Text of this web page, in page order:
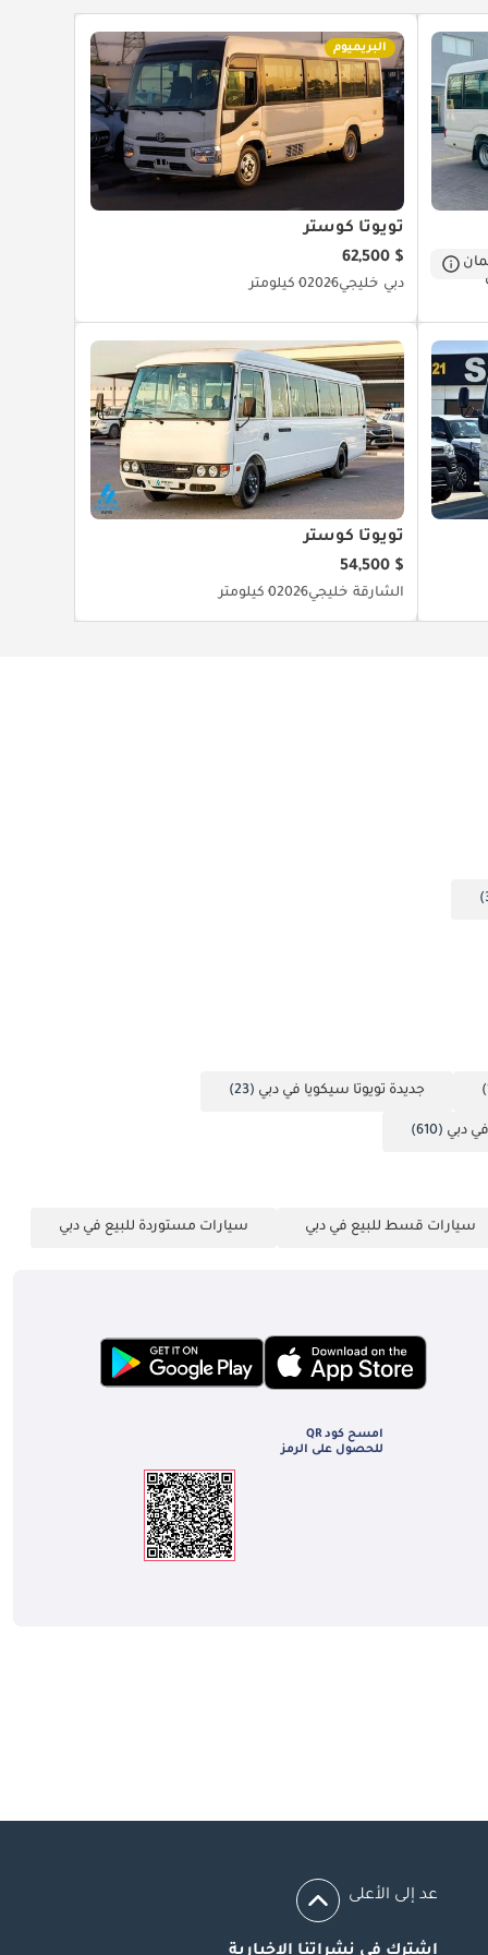
البريميوم
تويوتا كوستر
$ 62,500
دبي خليجي20260 كيلومتر
تويوتا كوستر
$ 54,500
الشارقة خليجي20260 كيلومتر
جديدة تويوتا سيكويا في دبي (23)
في دبي (610)
سيارات قسط للبيع في دبي سيارات مستوردة للبيع في دبي
امسح كود QR
للحصول على الرمز
عد إلى الأعلى
اشترك في نشراتنا الإخبارية